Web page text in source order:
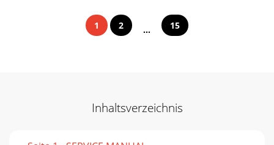
1 2 ... 15
Inhaltsverzeichnis